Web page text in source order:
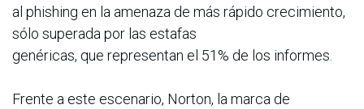
al phishing en la amenaza de más rápido crecimiento,
sólo superada por las estafas
genéricas, que representan el 51% de los informes.
Frente a este escenario, Norton, la marca de